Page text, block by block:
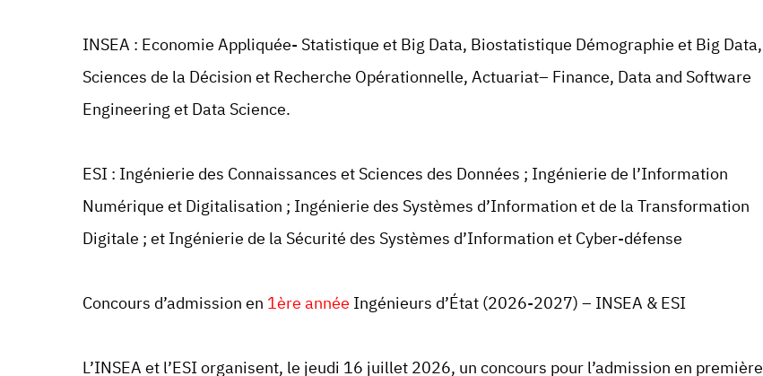
INSEA : Economie Appliquée- Statistique et Big Data, Biostatistique Démographie et Big Data,
Sciences de la Décision et Recherche Opérationnelle, Actuariat– Finance, Data and Software
Engineering et Data Science.
ESI : Ingénierie des Connaissances et Sciences des Données ; Ingénierie de l’Information
Numérique et Digitalisation ; Ingénierie des Systèmes d’Information et de la Transformation
Digitale ; et Ingénierie de la Sécurité des Systèmes d’Information et Cyber-défense
Concours d’admission en 1ère année Ingénieurs d’État (2026-2027) – INSEA & ESI
L’INSEA et l’ESI organisent, le jeudi 16 juillet 2026, un concours pour l’admission en première